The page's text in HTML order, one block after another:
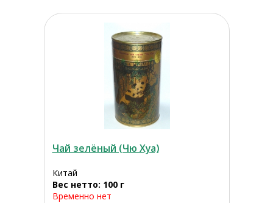
Чай зелёный (Чю Хуа)
Китай
Вес нетто: 100 г
Временно нет